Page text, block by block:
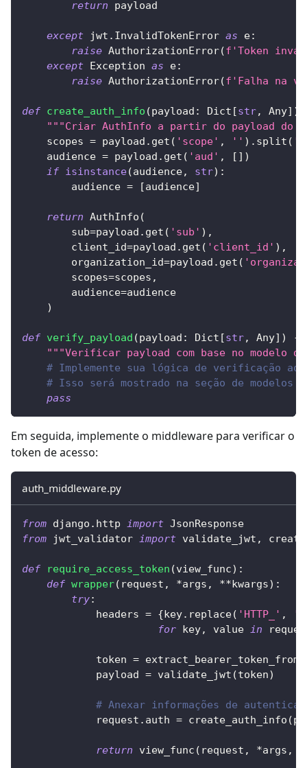
return payload
except jwt . InvalidTokenError as e:
raise AuthorizationError(f'Token
except Exception as e:
raise AuthorizationError(f'Falha na
def create_auth_info (payload : Dict [str, Any] )
"""Criar AuthInfo a partir do payload do
    scopes
= payload . get ( 'scope' , '' ) . split ( '
    audience
= payload . get ( 'aud' , [ ] )
if isinstance(audience, str) :
        audience
= [audience]
return AuthInfo (
        sub
=payload . get ( 'sub' ) ,
        client_id
=payload . get ( 'client_id' ) ,
        organization_id
=payload . get (
        scopes
=scopes ,
        audience
=audience
)
def verify_payload (payload : Dict [str, Any] ) -
"""Verificar payload com base no modelo
# Implemente sua lógica de verificação
# Isso será mostrado na seção de modelos
pass
Em seguida, implemente o middleware para verificar o
token de acesso:
auth_middleware.py
from django . http import JsonResponse
from jwt_validator import validate_jwt ,
def require_access_token (view_func) :
def wrapper( request , *args , **kwargs) :
try:
            headers
= {key. replace( 'HTTP_' , ''
for key, value in
            token
=
            payload
= validate_jwt (token)
# Anexar informações de
            request
. auth = create_auth_info (
return view_func ( request , *args ,